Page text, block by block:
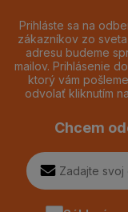
Prihláste sa na
zákazníkov zo
adresu budeme
mailov. Prihlásenie
ktorý vám
odvolať kliknutím
Chcem